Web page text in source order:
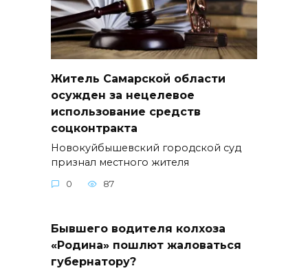
Житель Самарской области
осужден за нецелевое
использование средств
соцконтракта
Новокуйбышевский городской суд
признал местного жителя
0 87
Бывшего водителя колхоза
«Родина» пошлют жаловаться
губернатору?